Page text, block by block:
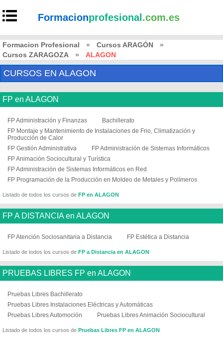
Formacionprofesional .com.es
Formacion Profesional » Cursos ARAGÓN
»
Cursos ZARAGOZA
» ALAGON
CURSOS EN ALAGON
FP en ALAGON
FP Administración y Finanzas
Bachillerato
FP Montaje y Mantenimiento de Instalaciones de Frio, Climatización y
Producción de Calor
FP Gestión Administrativa
FP Administración de Sistemas Informáticos
FP Animación Sociocultural y Turística
FP Administración de Sistemas Informáticos en Red
FP Programación de la Producción en Moldeo de Metales y Polímeros
Listado de todos los cursos de FP en ALAGON
FP A DISTANCIA en ALAGON
FP Atención Sociosanitaria a Distancia FP Estética a Distancia
Listado de todos los cursos de FP a Distancia en ALAGON
PRUEBAS LIBRES FP en ALAGON
Pruebas Libres Bachillerato
Pruebas Libres Instalaciones Eléctricas y Automáticas
Pruebas Libres Automoción
Pruebas Libres Animación Sociocultural
Listado de todos los cursos de Pruebas Libres FP en ALAGON